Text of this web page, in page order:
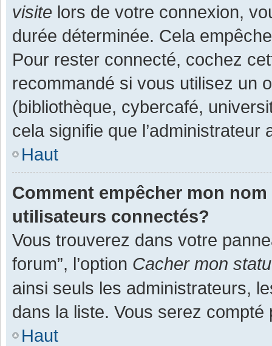
visite lors de votre connexion,
durée déterminée. Cela
Pour rester connecté, cochez
recommandé si vous utilisez un
(bibliothèque, cybercafé,
cela signifie que
Haut
Comment empêcher mon
utilisateurs connectés?
Vous trouverez dans votre
forum”, l’option Cacher mon
ainsi seuls les administrateurs,
dans la liste. Vous serez
Haut